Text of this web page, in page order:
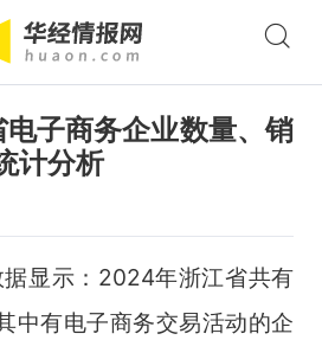
子商务企业数量、销
计分析
显示：2024年浙江省共有
中有电子商务交易活动的企